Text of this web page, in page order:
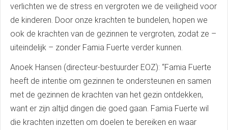
verlichten we de stress en vergroten we de veiligheid voor
de kinderen. Door onze krachten te bundelen, hopen we
ook de krachten van de gezinnen te vergroten, zodat ze –
uiteindelijk – zonder Famia Fuerte verder kunnen.
Anoek Hansen (directeur-bestuurder EOZ): “Famia Fuerte
heeft de intentie om gezinnen te ondersteunen en samen
met de gezinnen de krachten van het gezin ontdekken,
want er zijn altijd dingen die goed gaan. Famia Fuerte wil
die krachten inzetten om doelen te bereiken en waar